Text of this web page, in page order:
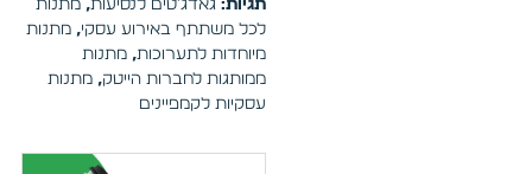
תגיות: גאדג'טים לנסיעות, מתנות
לכל משתתף באירוע עסקי, מתנות
מיוחדות לתערוכות, מתנות
ממותגות לחברות הייטק, מתנות
עסקיות לקמפיינים